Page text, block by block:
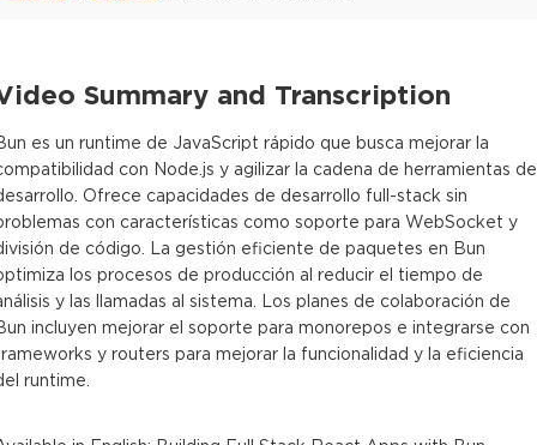
Summary and Transcription
es un runtime de JavaScript rápido que busca mejorar la
con Node.js y agilizar la cadena de herramientas de
Ofrece capacidades de desarrollo full-stack sin
con características como soporte para WebSocket y
de código. La gestión eficiente de paquetes en Bun
los procesos de producción al reducir el tiempo de
y las llamadas al sistema. Los planes de colaboración de
incluyen mejorar el soporte para monorepos e integrarse con
y routers para mejorar la funcionalidad y la eficiencia
runtime.